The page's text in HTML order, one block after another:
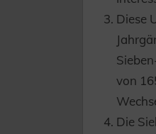
Diese
von
Die